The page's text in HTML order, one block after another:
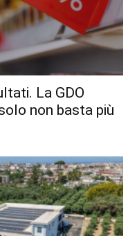
La GDO
non basta più